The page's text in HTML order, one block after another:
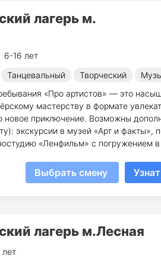
лагерь м.
6-16 лет
Танцевальный Творческий
«Про артистов» — это
мастерству в формате
приключение. Возможны
экскурсии в музей «Арт и факты»,
«Ленфильм» с погружением в
Выбрать смену
лагерь м.Лесная
лет